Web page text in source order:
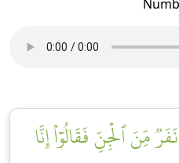
مِّنَ ٱلۡجِنِّ فَقَالُوٓاْ إِنَّا